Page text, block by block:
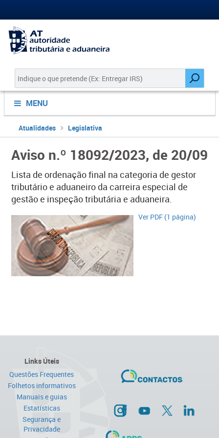
MENU
Atualidades Legislativa
Aviso n.º 18092/2023, de 20/09
Lista de ordenação final na categoria de gestor
tributário e aduaneiro da carreira especial de
gestão e inspeção tributária e aduaneira.
Ver PDF (1 página)​​
Links Úteis
Questões Frequentes
Folhetos informativos
Manuais e guias
Estatísticas
Segurança e
Privacidade